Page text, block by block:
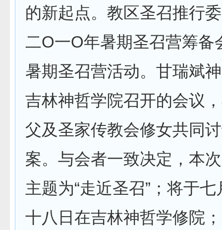
的新起点。教区圣召推行
二O一O年暑期圣召营筹备
暑期圣召营活动。甘瑞斌
吉林神哲学院召开的会议
父及圣家传教会修女共同
案。与会者一致决定，本
主题为“走近圣召”；将于
十八日在吉林神哲学修院